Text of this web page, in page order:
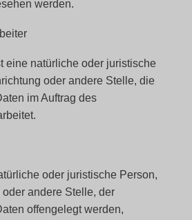
werden.
eine natürliche oder juristische
oder andere Stelle, die
im Auftrag des
oder juristische Person,
andere Stelle, der
offengelegt werden,